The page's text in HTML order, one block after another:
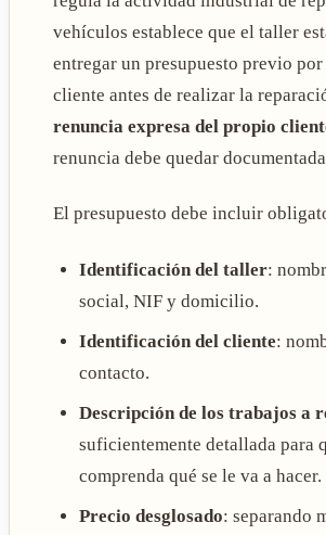
vehículos establece que el taller
entregar un presupuesto previo
cliente antes de realizar la
renuncia expresa del propio
renuncia debe quedar
El presupuesto debe incluir
Identificación del taller:
social, NIF y domicilio.
Identificación del cliente:
contacto.
Descripción de los trabajos a
suficientemente detallada para
comprenda qué se le va a hacer.
Precio desglosado: separando